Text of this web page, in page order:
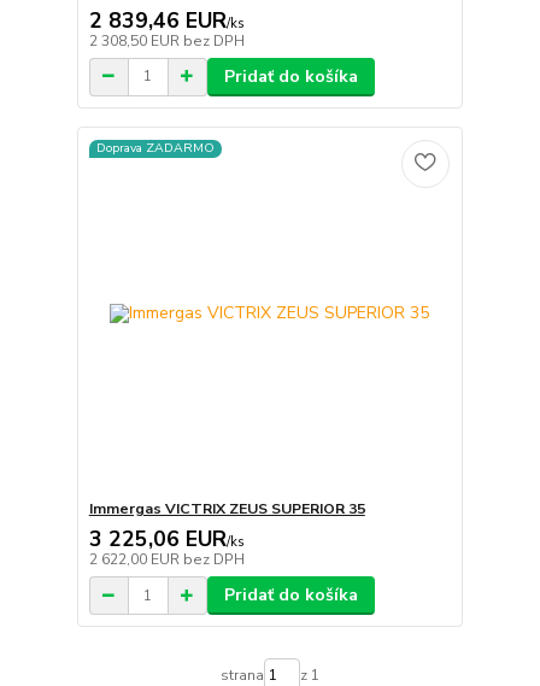
2 839,46 EUR/ks
2 308,50 EUR bez DPH
Pridať do košíka
Doprava ZADARMO
Immergas VICTRIX ZEUS SUPERIOR 35
3 225,06 EUR/ks
2 622,00 EUR bez DPH
Pridať do košíka
strana z 1